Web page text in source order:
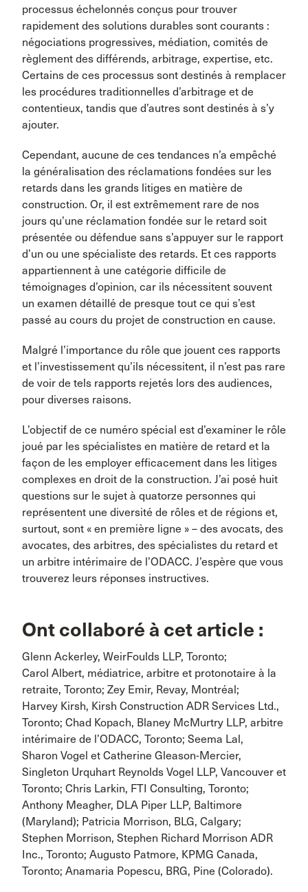
processus échelonnés conçus pour trouver
rapidement des solutions durables sont courants :
négociations progressives, médiation, comités de
règlement des différends, arbitrage, expertise, etc.
Certains de ces processus sont destinés à remplacer
les procédures traditionnelles d’arbitrage et de
contentieux, tandis que d’autres sont destinés à s’y
ajouter.
Cependant, aucune de ces tendances n’a empêché
la généralisation des réclamations fondées sur les
retards dans les grands litiges en matière de
construction. Or, il est extrêmement rare de nos
jours qu’une réclamation fondée sur le retard soit
présentée ou défendue sans s’appuyer sur le rapport
d’un ou une spécialiste des retards. Et ces rapports
appartiennent à une catégorie difficile de
témoignages d’opinion, car ils nécessitent souvent
un examen détaillé de presque tout ce qui s’est
passé au cours du projet de construction en cause.
Malgré l’importance du rôle que jouent ces rapports
et l’investissement qu’ils nécessitent, il n’est pas rare
de voir de tels rapports rejetés lors des audiences,
pour diverses raisons.
L’objectif de ce numéro spécial est d’examiner le rôle
joué par les spécialistes en matière de retard et la
façon de les employer efficacement dans les litiges
complexes en droit de la construction. J’ai posé huit
questions sur le sujet à quatorze personnes qui
représentent une diversité de rôles et de régions et,
surtout, sont « en première ligne » – des avocats, des
avocates, des arbitres, des spécialistes du retard et
un arbitre intérimaire de l’ODACC. J’espère que vous
trouverez leurs réponses instructives.
Ont collaboré à cet article :
Glenn Ackerley, WeirFoulds LLP, Toronto;
Carol Albert, médiatrice, arbitre et protonotaire à la
retraite, Toronto; Zey Emir, Revay, Montréal;
Harvey Kirsh, Kirsh Construction ADR Services Ltd.,
Toronto; Chad Kopach, Blaney McMurtry LLP, arbitre
intérimaire de l’ODACC, Toronto; Seema Lal,
Sharon Vogel et Catherine Gleason-Mercier,
Singleton Urquhart Reynolds Vogel LLP, Vancouver et
Toronto; Chris Larkin, FTI Consulting, Toronto;
Anthony Meagher, DLA Piper LLP, Baltimore
(Maryland); Patricia Morrison, BLG, Calgary;
Stephen Morrison, Stephen Richard Morrison ADR
Inc., Toronto; Augusto Patmore, KPMG Canada,
Toronto; Anamaria Popescu, BRG, Pine (Colorado).